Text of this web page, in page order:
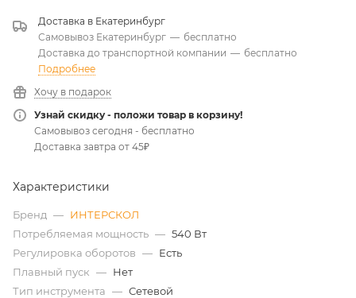
Доставка в Екатеринбург
Самовывоз Екатеринбург — бесплатно
Доставка до транспортной компании — бесплатно
Подробнее
Хочу в подарок
Узнай скидку - положи товар в корзину!
Самовывоз сегодня - бесплатно
Доставка завтра от 45₽
Характеристики
Бренд — ИНТЕРСКОЛ
Потребляемая мощность — 540 Вт
Регулировка оборотов — Есть
Плавный пуск — Нет
Тип инструмента — Сетевой